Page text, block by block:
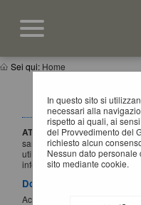
Sei qui: Home
In questo sito si
necessari alla
rispetto ai quali, ai
del Provvedimento del
richiesto alcun
Nessun dato
sito mediante cookie.
ACCESSO
ATTENZIONE:a partire dal1
sarà possibile esclusivamente
utilizzando un'identità digitale
informazioni si rimanda al
Documenti
Accesso al portale Single Sign-